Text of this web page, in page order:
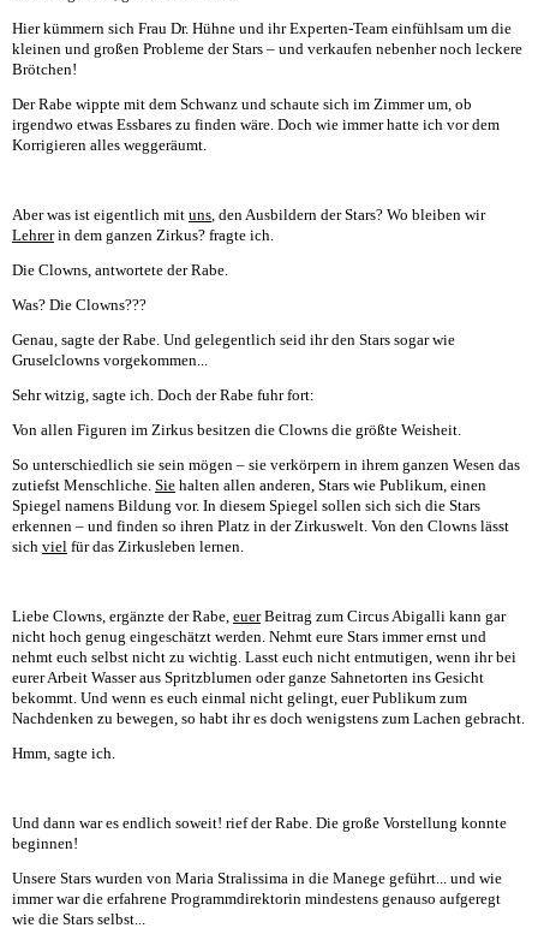
Hier kümmern sich Frau Dr. Hühne und ihr Experten-Team einfühlsam um die
kleinen und großen Probleme der Stars – und verkaufen nebenher noch leckere
Brötchen!
Der Rabe wippte mit dem Schwanz und schaute sich im Zimmer um, ob
irgendwo etwas Essbares zu finden wäre. Doch wie immer hatte ich vor dem
Korrigieren alles weggeräumt.
Aber was ist eigentlich mit uns, den Ausbildern der Stars? Wo bleiben wir
Lehrerin dem ganzen Zirkus? fragte ich.
Die Clowns, antwortete der Rabe.
Was? Die Clowns???
Genau, sagte der Rabe. Und gelegentlich seid ihr den Stars sogar wie
Gruselclowns vorgekommen...
Sehr witzig, sagte ich. Doch der Rabe fuhr fort:
Von allen Figuren im Zirkus besitzen die Clowns die größte Weisheit.
So unterschiedlich sie sein mögen – sie verkörpern in ihrem ganzen Wesen das
zutiefst Menschliche. Sie halten allen anderen, Stars wie Publikum, einen
Spiegel namens Bildung vor. In diesem Spiegel sollen sich sich die Stars
erkennen – und finden so ihren Platz in der Zirkuswelt. Von den Clowns lässt
sich viel für das Zirkusleben lernen.
Liebe Clowns, ergänzte der Rabe, euerBeitrag zum Circus Abigalli kann gar
nicht hoch genug eingeschätzt werden. Nehmt eure Stars immer ernst und
nehmt euch selbst nicht zu wichtig. Lasst euch nicht entmutigen, wenn ihr bei
eurer Arbeit Wasser aus Spritzblumen oder ganze Sahnetorten ins Gesicht
bekommt. Und wenn es euch einmal nicht gelingt, euer Publikum zum
Nachdenken zu bewegen, so habt ihr es doch wenigstens zum Lachen gebracht.
Hmm, sagte ich.
Und dann war es endlich soweit! rief der Rabe. Die große Vorstellung konnte
beginnen!
Unsere Stars wurden von Maria Stralissima in die Manege geführt... und wie
immer war die erfahrene Programmdirektorin mindestens genauso aufgeregt
wie die Stars selbst...